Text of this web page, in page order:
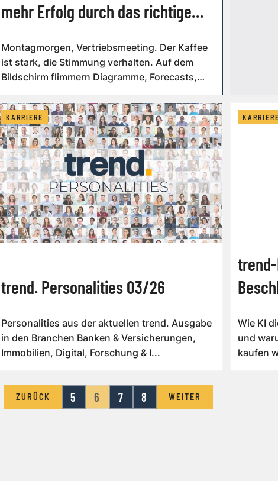
mehr Erfolg durch das richtige
Montagmorgen, Vertriebsmeeting. Der Kaffee
ist stark, die Stimmung verhalten. Auf dem
Bildschirm flimmern Diagramme, Forecasts,
Ab...
KARRIERE
trend. Personalities 03/26
Personalities aus der aktuellen trend. Ausgabe
in den Branchen Banken & Versicherungen,
Immobilien, Digital, Forschung & I...
KARRIERE
Wie KI
und
kaufen
ZURÜCK 5 6 7 8 WEITER